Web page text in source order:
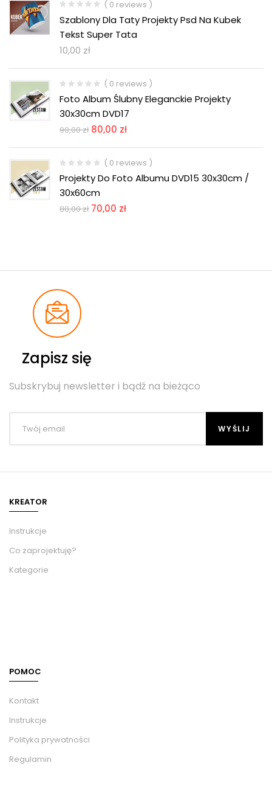
( 0 reviews )
Szablony Dla Taty Projekty Psd Na Kubek
Tekst Super Tata
10,00 zł
( 0 reviews )
Foto Album Ślubny Eleganckie Projekty
30x30cm DVD17
90,00zł 80,00 zł
( 0 reviews )
Projekty Do Foto Albumu DVD15 30x30cm /
30x60cm
80,00zł 70,00 zł
Zapisz się
Subskrybuj newsletter i bądź na bieżąco
KREATOR
Instrukcje
Co zaprojektuję?
Kategorie
POMOC
Kontakt
Instrukcje
Polityka prywatności
Regulamin